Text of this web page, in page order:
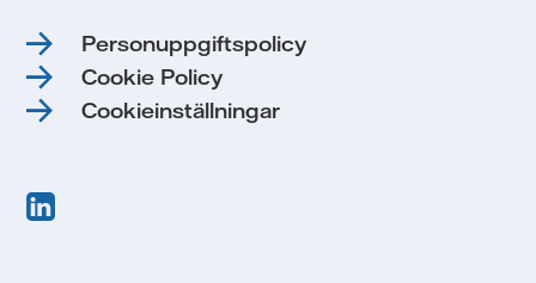
Personuppgiftspolicy
Cookie Policy
Cookieinställningar